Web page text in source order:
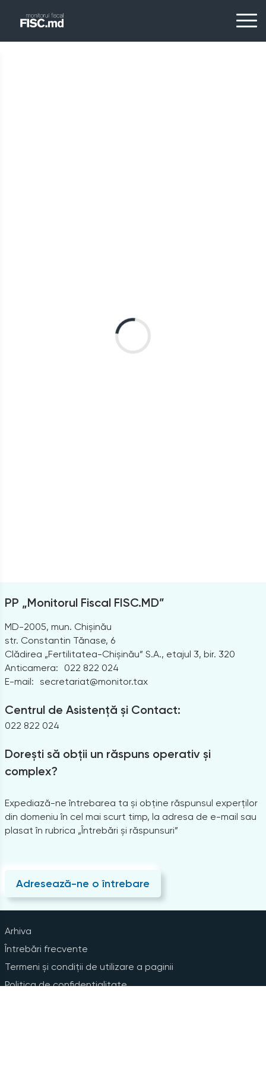
PP „Monitorul Fiscal FISC.MD”
MD-2005, mun. Chișinău
str. Constantin Tănase, 6
Clădirea „Fertilitatea-Chișinău” S.A., etajul 3, bir. 320
Anticamera:
022 822 024
E-mail: secretariat@monitor.tax
Centrul de Asistență și Contact:
022 822 024
Dorești să obții un răspuns operativ și
complex?
Expediază-ne întrebarea ta și obține răspunsul experților
din domeniu în cel mai scurt timp, la adresa de e-mail sau
plasat în rubrica „Întrebări și răspunsuri”
Adresează-ne o întrebare
Arhiva
Întrebări frecvente
Termeni și condiții de utilizare a paginii
Politica de confidențialitate